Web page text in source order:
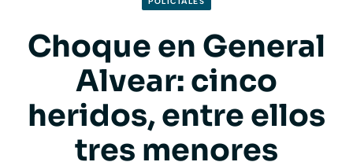
Choque en General
Alvear: cinco
heridos, entre ellos
tres menores